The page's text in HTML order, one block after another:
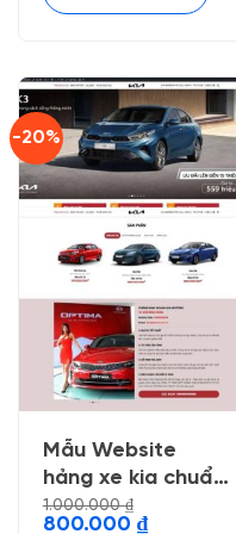
-20%
Mẫu Website
hảng xe kia chuẩn
đẹp
1.000.000₫
Giá
800.000 ₫Giá